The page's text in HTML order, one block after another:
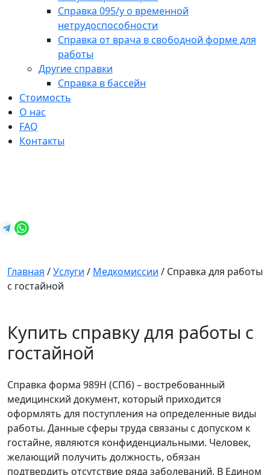
Справка 095/у о временной
нетрудоспособности
Справка от врача в свободной форме для
работы
Другие справки
Справка в бассейн
Стоимость
О нас
FAQ
Контакты
Главная /Услуги / Медкомиссии / Справка для работы
с гостайной
Купить справку для работы с
гостайной
Справка форма 989Н (СПб) – востребованный
медицинский документ, который приходится
оформлять для поступления на определенные виды
работы. Данные сферы труда связаны с допуском к
гостайне, являются конфиденциальными. Человек,
желающий получить должность, обязан
подтвердить отсутствие ряда заболеваний. В Едином